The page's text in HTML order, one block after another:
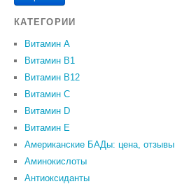
КАТЕГОРИИ
Витамин A
Витамин B1
Витамин B12
Витамин C
Витамин D
Витамин Е
Американские БАДы: цена, отзывы
Аминокислоты
Антиоксиданты